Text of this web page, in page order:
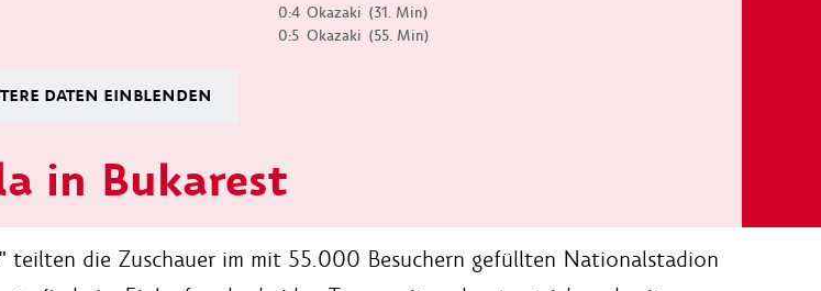
0:4 Okazaki (31. Min)
0:5 Okazaki (55. Min)
DATEN EINBLENDEN
in Bukarest
teilten die Zuschauer im mit 55.000 Besuchern gefüllten Nationalstadion